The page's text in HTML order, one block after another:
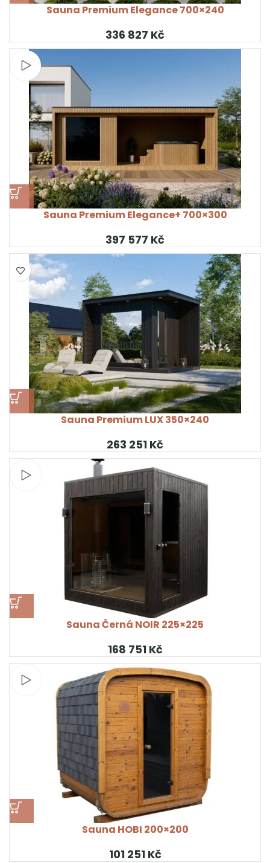
Sauna Premium Elegance 700×240
Kč
Sledujte video
Sauna Premium Elegance+ 700×300
Kč
Sauna Premium LUX 350×240
Kč
Sledujte video
Sauna Černá NOIR 225×225
Kč
Sledujte video
Sauna HOBI 200×200
Kč